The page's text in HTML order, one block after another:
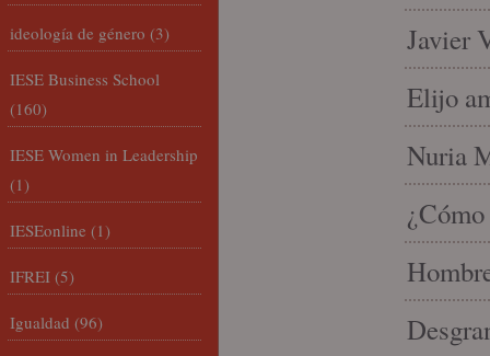
Javier
Elijo
Nuria
ideología de género (3)
IESE Business School
(160)
IESE Women in Leadership
(1)
IESEonline (1)
IFREI (5)
Igualdad (96)